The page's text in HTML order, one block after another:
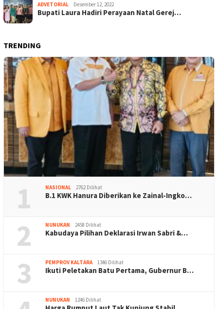
ADVETORIAL Desember 12, 2022
Bupati Laura Hadiri Perayaan Natal Gerej…
TRENDING
1 NASIONAL 2762 Dilihat
B.1 KWK Hanura Diberikan ke Zainal-Ingko…
2 NUNUKAN 2458 Dilihat
Kabudaya Pilihan Deklarasi Irwan Sabri &…
3 PEMPROV KALTARA 1346 Dilihat
Ikuti Peletakan Batu Pertama, Gubernur B…
NUNUKAN 1246 Dilihat